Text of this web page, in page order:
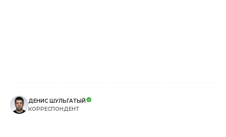
ДЕНИС ШУЛЬГАТЫЙ
КОРРЕСПОНДЕНТ